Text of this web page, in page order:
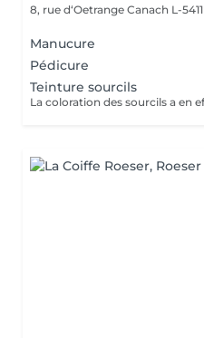
8, rue d‘Oetrange Canach L-5411
Manucure
Pédicure
Teinture sourcils